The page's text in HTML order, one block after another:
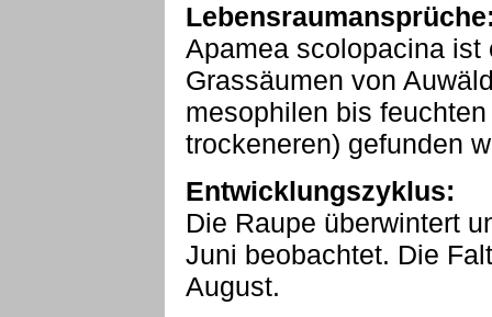
Apamea scolopacina ist
Grassäumen von
mesophilen bis
trockeneren) gefunden
Entwicklungszyklus:
Die Raupe überwintert
Juni beobachtet. Die
August.